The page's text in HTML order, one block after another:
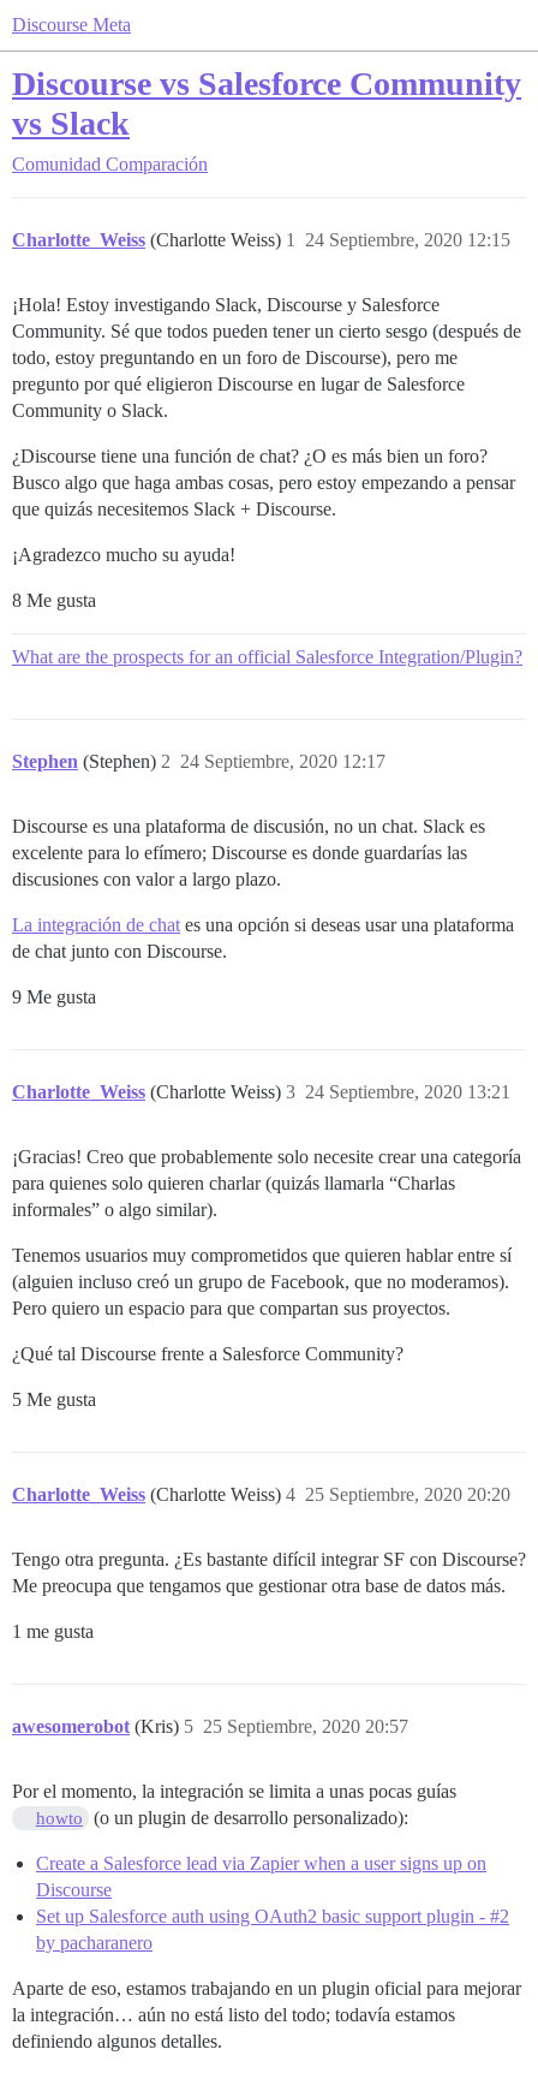
Discourse Meta
Discourse vs Salesforce Community
vs Slack
Comunidad Comparación
Charlotte_Weiss (Charlotte Weiss) 24 Septiembre, 2020 12:15
1
¡Hola! Estoy investigando Slack, Discourse y Salesforce
Community. Sé que todos pueden tener un cierto sesgo (después de
todo, estoy preguntando en un foro de Discourse), pero me
pregunto por qué eligieron Discourse en lugar de Salesforce
Community o Slack.
¿Discourse tiene una función de chat? ¿O es más bien un foro?
Busco algo que haga ambas cosas, pero estoy empezando a pensar
que quizás necesitemos Slack + Discourse.
¡Agradezco mucho su ayuda!
8 Me gusta
What are the prospects for an official Salesforce Integration/Plugin?
Stephen (Stephen) 24 Septiembre, 2020 12:17
2
Discourse es una plataforma de discusión, no un chat. Slack es
excelente para lo efímero; Discourse es donde guardarías las
discusiones con valor a largo plazo.
La integración de chat es una opción si deseas usar una plataforma
de chat junto con Discourse.
9 Me gusta
Charlotte_Weiss (Charlotte Weiss) 24 Septiembre, 2020 13:21
3
¡Gracias! Creo que probablemente solo necesite crear una categoría
para quienes solo quieren charlar (quizás llamarla “Charlas
informales” o algo similar).
Tenemos usuarios muy comprometidos que quieren hablar entre sí
(alguien incluso creó un grupo de Facebook, que no moderamos).
Pero quiero un espacio para que compartan sus proyectos.
¿Qué tal Discourse frente a Salesforce Community?
5 Me gusta
Charlotte_Weiss (Charlotte Weiss) 25 Septiembre, 2020 20:20
4
Tengo otra pregunta. ¿Es bastante difícil integrar SF con Discourse?
Me preocupa que tengamos que gestionar otra base de datos más.
1 me gusta
awesomerobot (Kris) 25 Septiembre, 2020 20:57
5
Por el momento, la integración se limita a unas pocas guías
howto (o un plugin de desarrollo personalizado):
Create a Salesforce lead via Zapier when a user signs up on
Discourse
Set up Salesforce auth using OAuth2 basic support plugin - #2
by pacharanero
Aparte de eso, estamos trabajando en un plugin oficial para mejorar
la integración… aún no está listo del todo; todavía estamos
definiendo algunos detalles.